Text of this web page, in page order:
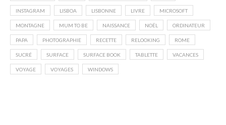
INSTAGRAM LISBOA LISBONNE LIVRE MICROSOFT
MONTAGNE MUM TO BE NAISSANCE NOËL ORDINATEUR
PAPA PHOTOGRAPHIE RECETTE RELOOKING ROME
SUCRÉ SURFACE SURFACE BOOK TABLETTE VACANCES
VOYAGE VOYAGES WINDOWS